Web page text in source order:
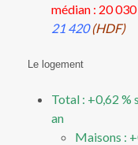
médian : 20 030
21 420(HDF)
Le logement
Total : +0,62 %
an
Maisons :